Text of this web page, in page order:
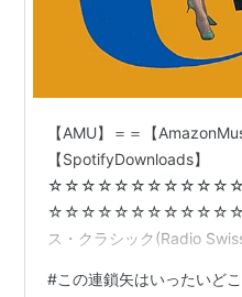
【AMU】＝＝【
【SpotifyDownloads】
☆☆☆☆☆☆☆☆☆☆☆☆ソー
ス・クラシック(Radio
ブラの思い出(Recuerdos
#この連鎖矢はいったいど